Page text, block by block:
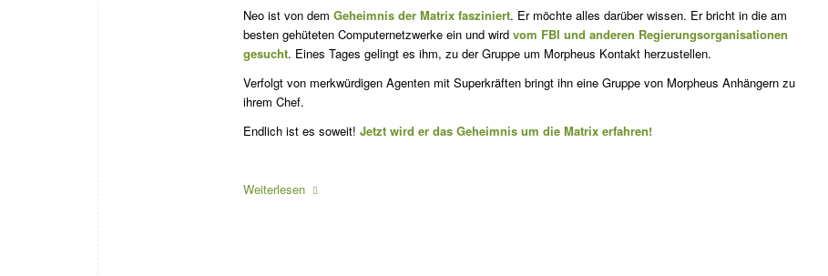
Neo ist von dem Geheimnis der Matrix fasziniert. Er möchte alles darüber wissen. Er bricht in die am
besten gehüteten Computernetzwerke ein und wird vom FBI und anderen Regierungsorganisationen
gesucht. Eines Tages gelingt es ihm, zu der Gruppe um Morpheus Kontakt herzustellen.
Verfolgt von merkwürdigen Agenten mit Superkräften bringt ihn eine Gruppe von Morpheus Anhängern zu
ihrem Chef.
Endlich ist es soweit! Jetzt wird er das Geheimnis um die Matrix erfahren!
Weiterlesen